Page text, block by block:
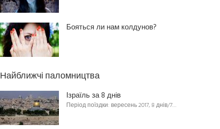
Бояться ли нам колдунов?
Найближчі паломництва
Ізраїль за 8 днів
Період поїздки: вересень 2017, 8 днів/7…